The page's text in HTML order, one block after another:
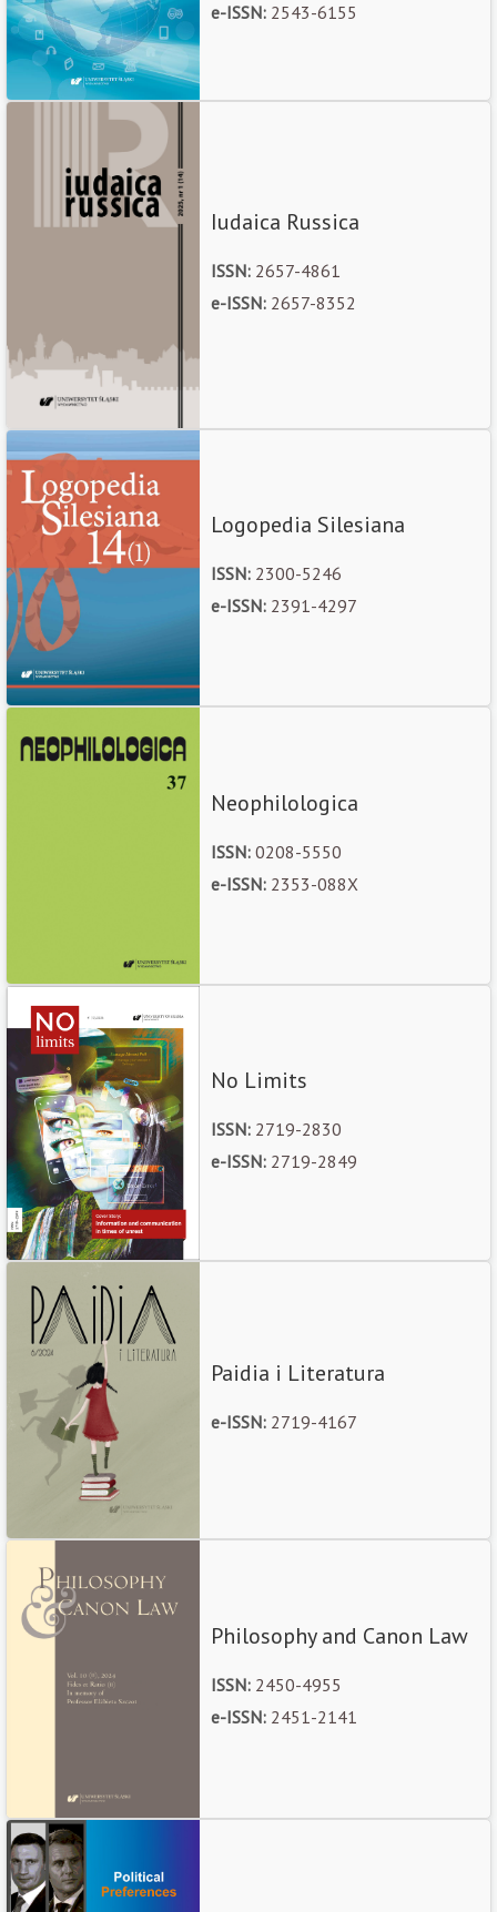
e-ISSN: 2543-6155
Iudaica Russica
ISSN: 2657-4861
e-ISSN: 2657-8352
Logopedia Silesiana
ISSN: 2300-5246
e-ISSN: 2391-4297
Neophilologica
ISSN: 0208-5550
e-ISSN: 2353-088X
No Limits
ISSN: 2719-2830
e-ISSN: 2719-2849
Paidia i Literatura
e-ISSN: 2719-4167
Philosophy and Canon Law
ISSN: 2450-4955
e-ISSN: 2451-2141